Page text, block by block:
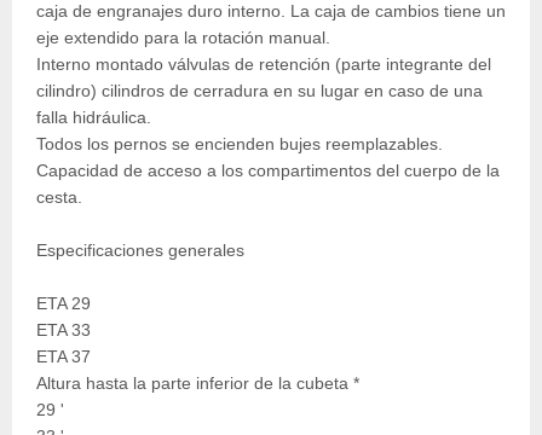
caja de engranajes duro interno. La caja de cambios tiene un
eje extendido para la rotación manual.
Interno montado válvulas de retención (parte integrante del
cilindro) cilindros de cerradura en su lugar en caso de una
falla hidráulica.
Todos los pernos se encienden bujes reemplazables.
Capacidad de acceso a los compartimentos del cuerpo de la
cesta.
Especificaciones generales
ETA 29
ETA 33
ETA 37
Altura hasta la parte inferior de la cubeta *
29 '